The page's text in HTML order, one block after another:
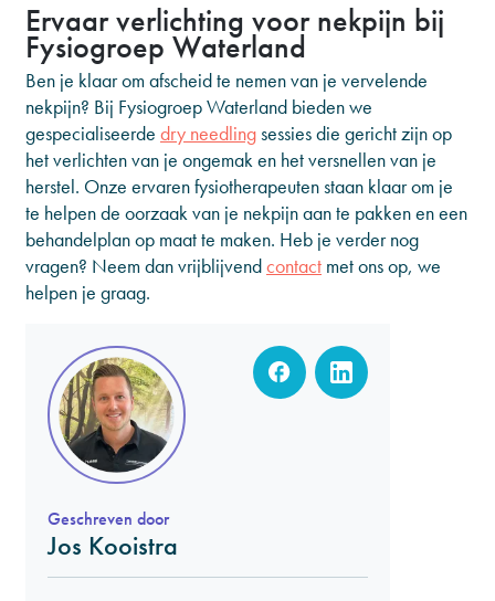
Ervaar verlichting voor nekpijn bij
Fysiogroep Waterland
Ben je klaar om afscheid te nemen van je vervelende
nekpijn? Bij Fysiogroep Waterland bieden we
gespecialiseerde dry needlingsessies die gericht zijn op
het verlichten van je ongemak en het versnellen van je
herstel. Onze ervaren fysiotherapeuten staan klaar om je
te helpen de oorzaak van je nekpijn aan te pakken en een
behandelplan op maat te maken. Heb je verder nog
vragen? Neem dan vrijblijvendcontact met ons op, we
helpen je graag.
Geschreven door
Jos Kooistra